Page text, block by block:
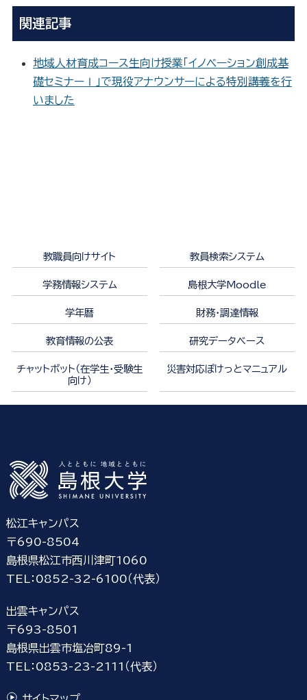
関連記事
地域人材育成コース生向け授業「イノベーション創成基
礎セミナーⅠ」で現役アナウンサーによる特別講義を行
いました
教職員向けサイト 教員検索システム
学務情報システム 島根大学Moodle
学年暦 財務・調達情報
教育情報の公表 研究データベース
チャットボット（在学生・受験生
向け）
災害対応ぽけっとマニュアル
松江キャンパス
〒690-8504
島根県松江市西川津町1060
TEL：0852-32-6100（代表）
出雲キャンパス
〒693-8501
島根県出雲市塩冶町89-1
TEL：0853-23-2111（代表）